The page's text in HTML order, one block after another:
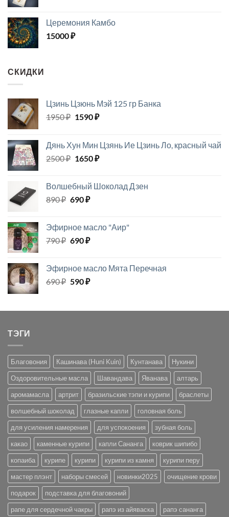
5190 ₽.
Церемония Камбо
15000₽
СКИДКИ
Цзинь Цзюнь Мэй 125 гр Банка
1950₽ Первоначальная
1950 ₽.
1590₽Текущая
Дянь Хун Мин Цзянь Ие Цзинь Ло, красный чай
2500₽ Первоначальная
2500 ₽.
1650₽Текущая
Волшебный Шоколад Дзен
890₽ Первоначальная
890 ₽.
690₽Текущая
Эфирное масло "Аир"
790₽ Первоначальная
790 ₽.
690₽Текущая
Эфирное масло Мята Перечная
690₽ Первоначальная
690 ₽.
590₽Текущая
ТЭГИ
Благовония Кашинава (Huni Kuin) Кунтанава
Нукини
Оздоровительные масла
Шавандава Яванава
алтарь
аромамасла
артрит бразильские тэпи и курипи
браслеты
волшебный шоколад
глазные капли
головная боль
для усиления намерения
для успокоения
зубная боль
какао
каменные курипи капли Сананга
коврик шипибо
копаиба
курипе курипи курипи из камня
курипи перу
мастер плэнт
наборы смесей новинки2025
очищение крови
подарок
подставка для благовоний
рапе для сердечной чакры
рапэ из айяваска рапэ сананга